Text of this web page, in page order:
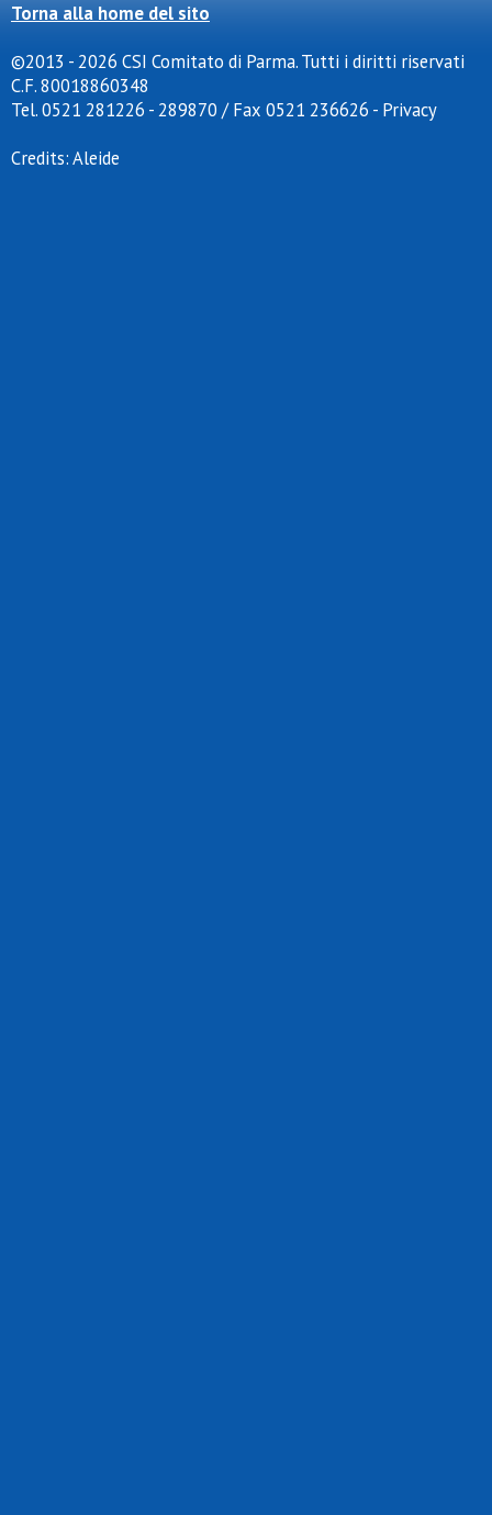
Torna alla home del sito
©2013 - 2026 CSI Comitato di Parma. Tutti i diritti riservati
C.F. 80018860348
Tel. 0521 281226 - 289870 / Fax 0521 236626 - Privacy
Credits:Aleide